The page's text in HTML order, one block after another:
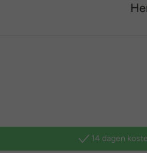
14 dagen